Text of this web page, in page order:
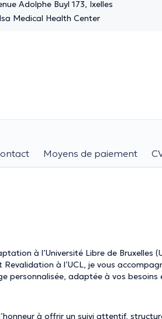
Adolphe Buyl 173, Ixelles
Medical Health Center
Moyens de paiement
à l’Université Libre de Bruxelles
à l’UCL, je vous
personnalisée, adaptée à vos besoins
à offrir un suivi attentif,